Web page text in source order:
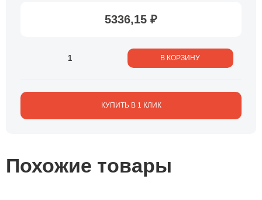
5336,15 ₽
В КОРЗИНУ
КУПИТЬ В 1 КЛИК
Похожие товары